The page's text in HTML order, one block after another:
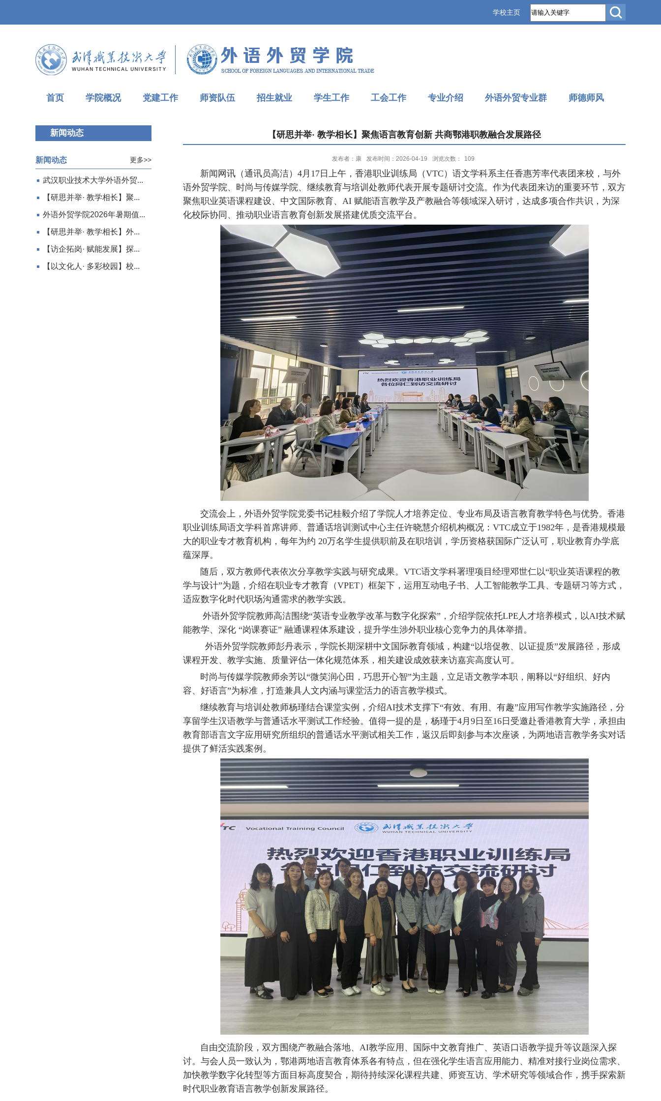
学校主页
首页 学院概况 党建工作 师资队伍 招生就业 学生工作 工会工作 专业介绍 外语外贸专业群 师德师风
新闻动态
新闻动态 更多>>
武汉职业技术大学外语外贸...
【研思并举· 教学相长】聚...
外语外贸学院2026年暑期值...
【研思并举· 教学相长】外...
【访企拓岗· 赋能发展】探...
【以文化人· 多彩校园】校...
【研思并举· 教学相长】聚焦语言教育创新 共商鄂港职教融合发展路径
发布者：康 发布时间：2026-04-19 浏览次数： 109
新闻网讯（通讯员高洁）4月17日上午，香港职业训练局（VTC）语文学科系主任香惠芳率代表团来校，与外
语外贸学院、时尚与传媒学院、继续教育与培训处教师代表开展专题研讨交流。作为代表团来访的重要环节，双方
聚焦职业英语课程建设、中文国际教育、AI 赋能语言教学及产教融合等领域深入研讨，达成多项合作共识，为深
化校际协同、推动职业语言教育创新发展搭建优质交流平台。
交流会上，外语外贸学院党委书记桂毅介绍了学院人才培养定位、专业布局及语言教育教学特色与优势。香港
职业训练局语文学科首席讲师、普通话培训测试中心主任许晓慧介绍机构概况：VTC成立于1982年，是香港规模最
大的职业专才教育机构，每年为约 20万名学生提供职前及在职培训，学历资格获国际广泛认可，职业教育办学底
蕴深厚。
随后，双方教师代表依次分享教学实践与研究成果。VTC语文学科署理项目经理邓世仁以“职业英语课程的教
学与设计”为题，介绍在职业专才教育（VPET）框架下，运用互动电子书、人工智能教学工具、专题研习等方式，
适应数字化时代职场沟通需求的教学实践。
外语外贸学院教师高洁围绕“英语专业教学改革与数字化探索”，介绍学院依托LPE人才培养模式，以AI技术赋
能教学、深化 “岗课赛证” 融通课程体系建设，提升学生涉外职业核心竞争力的具体举措。
外语外贸学院教师彭丹表示，学院长期深耕中文国际教育领域，构建“以培促教、以证提质”发展路径，形成
课程开发、教学实施、质量评估一体化规范体系，相关建设成效获来访嘉宾高度认可。
时尚与传媒学院教师余芳以“微笑润心田，巧思开心智”为主题，立足语文教学本职，阐释以“好组织、好内
容、好语言”为标准，打造兼具人文内涵与课堂活力的语言教学模式。
继续教育与培训处教师杨瑾结合课堂实例，介绍AI技术支撑下“有效、有用、有趣”应用写作教学实施路径，分
享留学生汉语教学与普通话水平测试工作经验。值得一提的是，杨瑾于4月9日至16日受邀赴香港教育大学，承担由
教育部语言文字应用研究所组织的普通话水平测试相关工作，返汉后即刻参与本次座谈，为两地语言教学务实对话
提供了鲜活实践案例。
自由交流阶段，双方围绕产教融合落地、AI教学应用、国际中文教育推广、英语口语教学提升等议题深入探
讨。与会人员一致认为，鄂港两地语言教育体系各有特点，但在强化学生语言应用能力、精准对接行业岗位需求、
加快教学数字化转型等方面目标高度契合，期待持续深化课程共建、师资互访、学术研究等领域合作，携手探索新
时代职业教育语言教学创新发展路径。